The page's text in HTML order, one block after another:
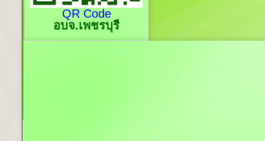
QR Code
อบจ.เพชรบุรี